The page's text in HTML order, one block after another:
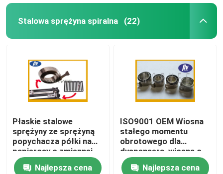
Ściskająca sprężyna śrubowa
Sprężyna gazowa samochodowa
Regulowane rozpórki gazowe
Zamykany amortyzator gazowy
Stalowa sprężyna spiralna (22)
Płaskie stalowe
sprężyny ze sprężyną
popychacza półki na
papierosy o zmiennej
sile do dozownika
Najlepsza cena
ISO9001 OEM Wiosna
stałego momentu
obrotowego dla
dyspensera, wiosna o
stałej sile
Najlepsza cena